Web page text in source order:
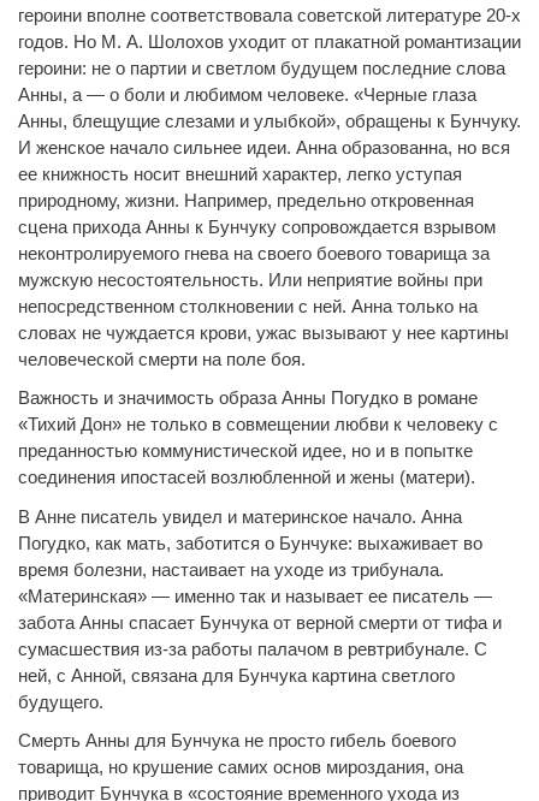
героини вполне соответствовала советской литературе 20-х
годов. Но М. А. Шолохов уходит от плакатной романтизации
героини: не о партии и светлом будущем последние слова
Анны, а — о боли и любимом человеке. «Черные глаза
Анны, блещущие слезами и улыбкой», обращены к Бунчуку.
И женское начало сильнее идеи. Анна образованна, но вся
ее книжность носит внешний характер, легко уступая
природному, жизни. Например, предельно откровенная
сцена прихода Анны к Бунчуку сопровождается взрывом
неконтролируемого гнева на своего боевого товарища за
мужскую несостоятельность. Или неприятие войны при
непосредственном столкновении с ней. Анна только на
словах не чуждается крови, ужас вызывают у нее картины
человеческой смерти на поле боя.
Важность и значимость образа Анны Погудко в романе
«Тихий Дон» не только в совмещении любви к человеку с
преданностью коммунистической идее, но и в попытке
соединения ипостасей возлюбленной и жены (матери).
В Анне писатель увидел и материнское начало. Анна
Погудко, как мать, заботится о Бунчуке: выхаживает во
время болезни, настаивает на уходе из трибунала.
«Материнская» — именно так и называет ее писатель —
забота Анны спасает Бунчука от верной смерти от тифа и
сумасшествия из-за работы палачом в ревтрибунале. С
ней, с Анной, связана для Бунчука картина светлого
будущего.
Смерть Анны для Бунчука не просто гибель боевого
товарища, но крушение самих основ мироздания, она
приводит Бунчука в «состояние временного ухода из